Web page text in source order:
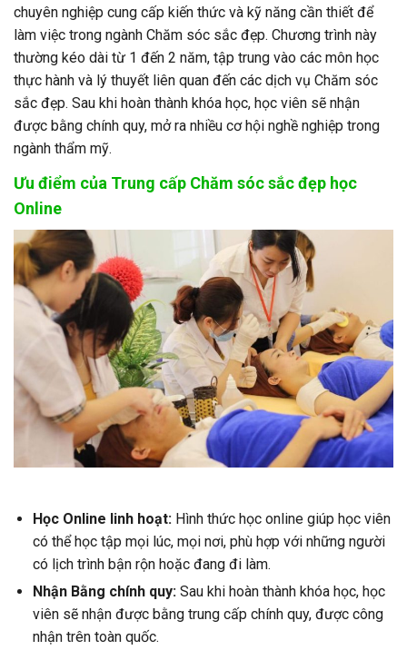
chuyên nghiệp cung cấp kiến thức và kỹ năng cần thiết để
làm việc trong ngành Chăm sóc sắc đẹp. Chương trình này
thường kéo dài từ 1 đến 2 năm, tập trung vào các môn học
thực hành và lý thuyết liên quan đến các dịch vụ Chăm sóc
sắc đẹp. Sau khi hoàn thành khóa học, học viên sẽ nhận
được bằng chính quy, mở ra nhiều cơ hội nghề nghiệp trong
ngành thẩm mỹ.
Ưu điểm của Trung cấp Chăm sóc sắc đẹp học
Online
Học Online linh hoạt:Hình thức học online giúp học viên
có thể học tập mọi lúc, mọi nơi, phù hợp với những người
có lịch trình bận rộn hoặc đang đi làm.
Nhận Bằng chính quy:Sau khi hoàn thành khóa học, học
viên sẽ nhận được bằng trung cấp chính quy, được công
nhận trên toàn quốc.